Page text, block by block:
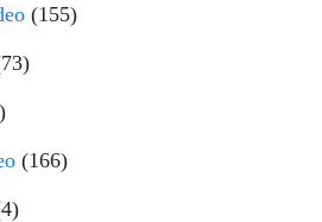
(155)
(166)